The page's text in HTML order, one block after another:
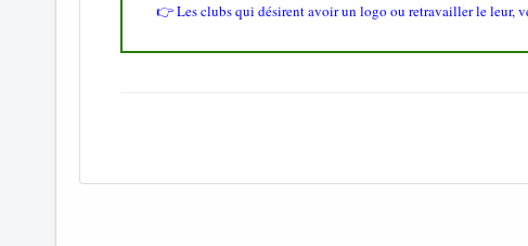
👉 Les clubs qui désirent avoir un logo ou retravailler le leur,